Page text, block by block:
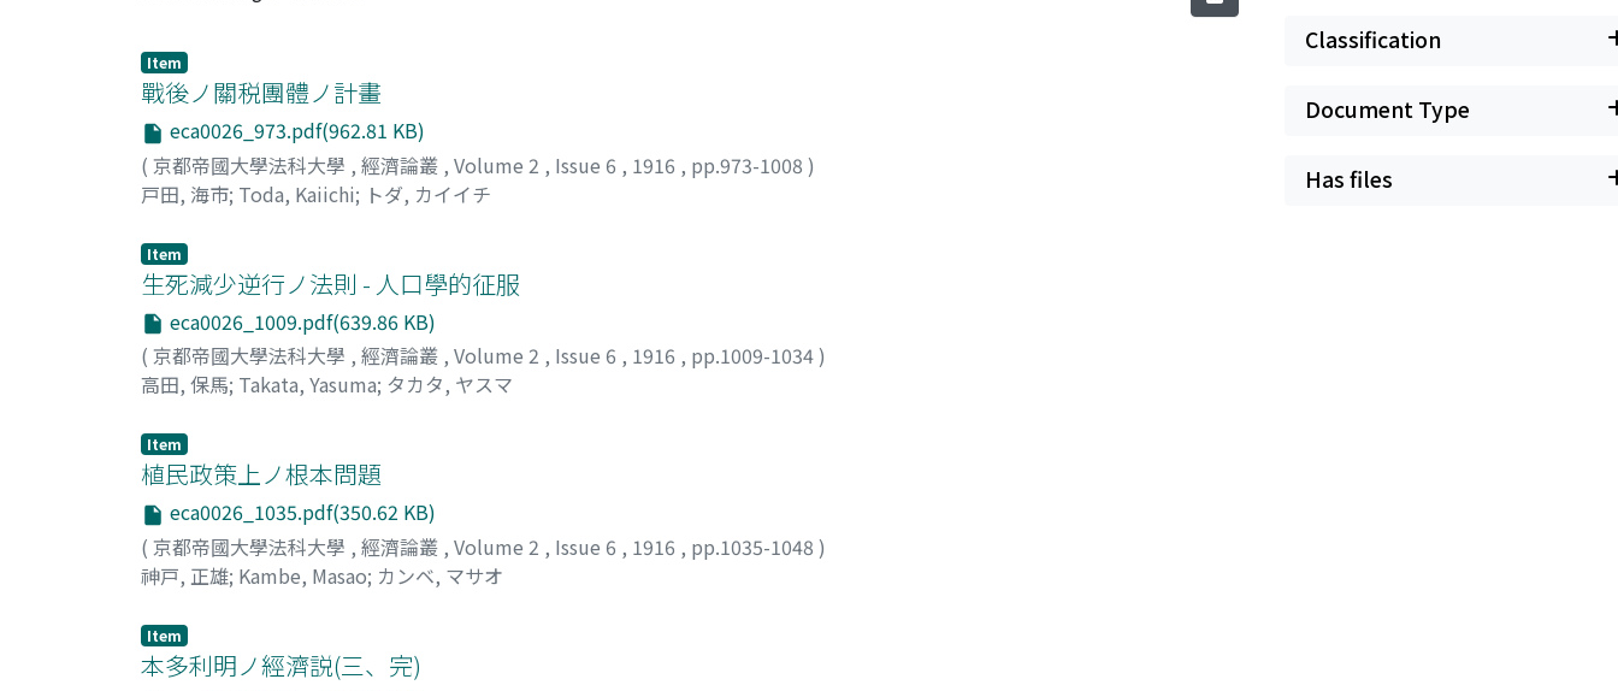
Item
戰後ノ關税團體ノ計畫
eca0026_973.pdf(962.81 KB)
( 京都帝國大學法科大學 , 經濟論叢 , Volume 2 , Issue 6 , 1916 , pp.973-1008 )
戸田, 海市; Toda, Kaiichi; トダ, カイイチ
Item
生死減少逆行ノ法則 - 人口學的征服
eca0026_1009.pdf(639.86 KB)
( 京都帝國大學法科大學 , 經濟論叢 , Volume 2 , Issue 6 , 1916 , pp.1009-1034)
高田, 保馬; Takata, Yasuma; タカタ, ヤスマ
Item
植民政策上ノ根本問題
eca0026_1035.pdf(350.62 KB)
( 京都帝國大學法科大學 , 經濟論叢 , Volume 2 , Issue 6 , 1916 , pp.1035-1048 )
神戸, 正雄; Kambe, Masao; カンベ, マサオ
Item
本多利明ノ經濟説(三、完)
Classification
Document Type
Has files